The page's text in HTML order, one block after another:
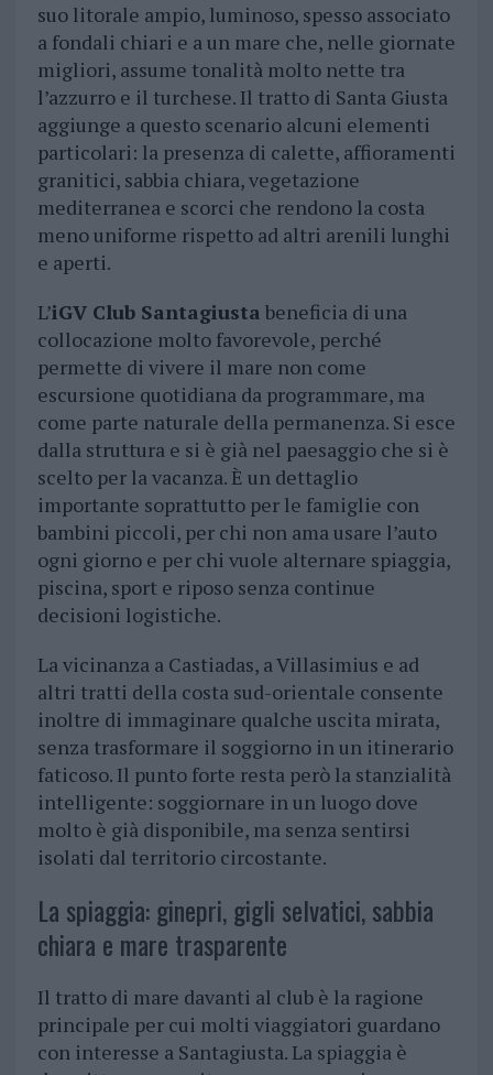
suo litorale ampio, luminoso, spesso associato
a fondali chiari e a un mare che, nelle giornate
migliori, assume tonalità molto nette tra
l’azzurro e il turchese. Il tratto di Santa Giusta
aggiunge a questo scenario alcuni elementi
particolari: la presenza di calette, affioramenti
granitici, sabbia chiara, vegetazione
mediterranea e scorci che rendono la costa
meno uniforme rispetto ad altri arenili lunghi
e aperti.
L’iGV Club Santagiusta beneficia di una
collocazione molto favorevole, perché
permette di vivere il mare non come
escursione quotidiana da programmare, ma
come parte naturale della permanenza. Si esce
dalla struttura e si è già nel paesaggio che si è
scelto per la vacanza. È un dettaglio
importante soprattutto per le famiglie con
bambini piccoli, per chi non ama usare l’auto
ogni giorno e per chi vuole alternare spiaggia,
piscina, sport e riposo senza continue
decisioni logistiche.
La vicinanza a Castiadas, a Villasimius e ad
altri tratti della costa sud-orientale consente
inoltre di immaginare qualche uscita mirata,
senza trasformare il soggiorno in un itinerario
faticoso. Il punto forte resta però la stanzialità
intelligente: soggiornare in un luogo dove
molto è già disponibile, ma senza sentirsi
isolati dal territorio circostante.
La spiaggia: ginepri, gigli selvatici, sabbia
chiara e mare trasparente
Il tratto di mare davanti al club è la ragione
principale per cui molti viaggiatori guardano
con interesse a Santagiusta. La spiaggia è